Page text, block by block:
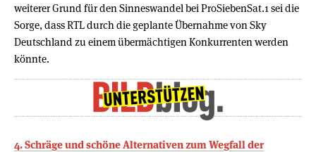
weiterer Grund für den Sinneswandel bei ProSiebenSat.1 sei die
Sorge, dass RTL durch die geplante Übernahme von Sky
Deutschland zu einem übermächtigen Konkurrenten werden
könnte.
4. Schräge und schöne Alternativen zum Wegfall der